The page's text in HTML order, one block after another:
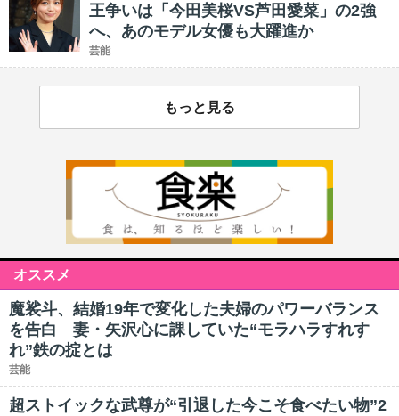
王争いは「今田美桜VS芦田愛菜」の2強
へ、あのモデル女優も大躍進か
芸能
もっと見る
オススメ
魔裟斗、結婚19年で変化した夫婦のパワーバランス
を告白 妻・矢沢心に課していた“モラハラすれす
れ”鉄の掟とは
芸能
超ストイックな武尊が“引退した今こそ食べたい物”2